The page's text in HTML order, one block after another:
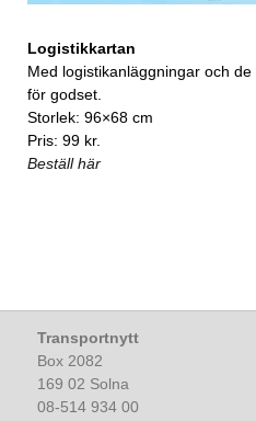
Logistikkartan
Med logistikanläggningar och
för godset.
Storlek: 96×68 cm
Pris: 99 kr.
Beställ här
Transportnytt
Box 2082
169 02 Solna
08-514 934 00